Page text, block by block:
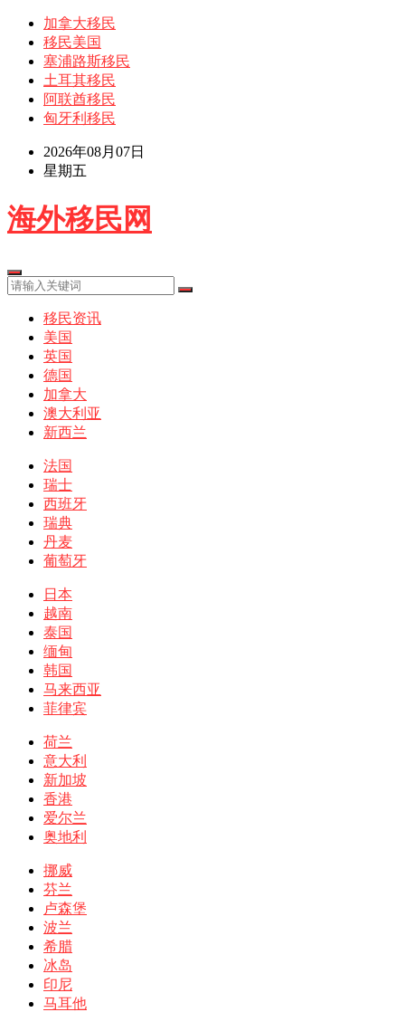
加拿大移民
移民美国
塞浦路斯移民
土耳其移民
阿联酋移民
匈牙利移民
2026年08月07日
星期五
海外移民网
移民资讯
美国
英国
德国
加拿大
澳大利亚
新西兰
法国
瑞士
西班牙
瑞典
丹麦
葡萄牙
日本
越南
泰国
缅甸
韩国
马来西亚
菲律宾
荷兰
意大利
新加坡
香港
爱尔兰
奥地利
挪威
芬兰
卢森堡
波兰
希腊
冰岛
印尼
马耳他